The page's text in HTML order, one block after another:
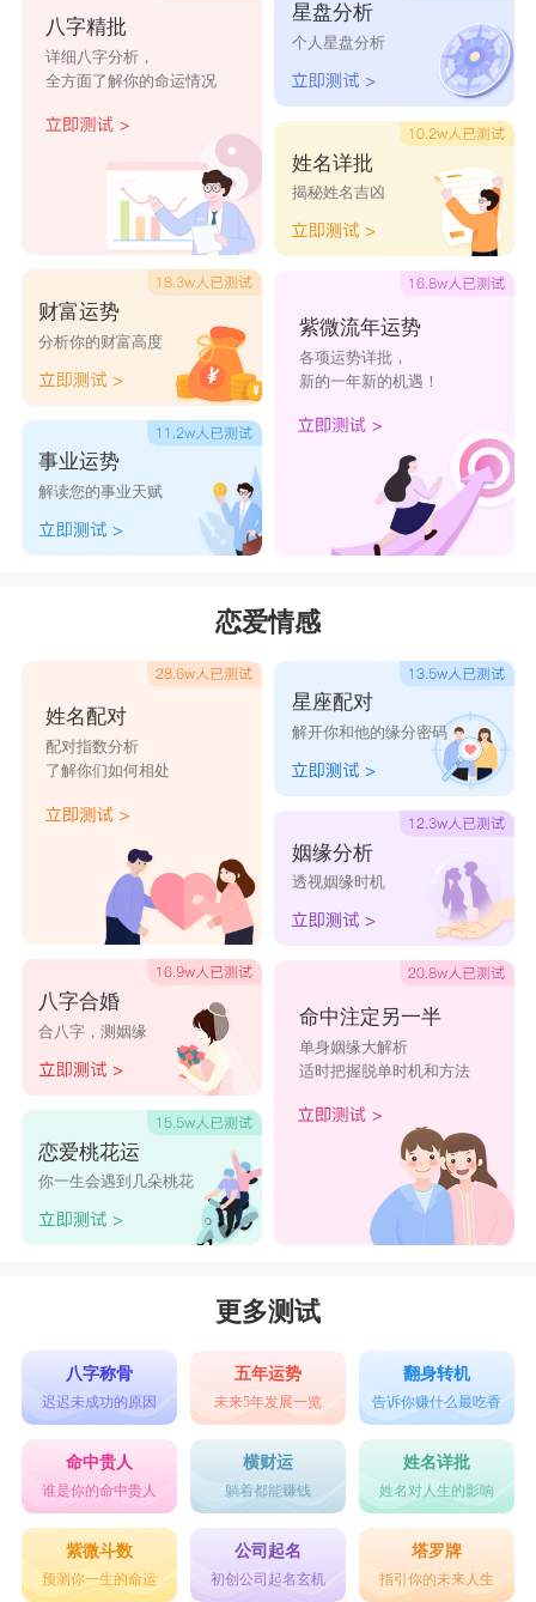
修
短促笑
意
祸害苍 大莓妹子 眉眼笑意
喜冬少
年
表情符 自愚自乐 小笼包纸
狰狞可
爱
眉眼笑 勉强づ 眼镜 野猪佩奇
苩衣♭
慕膤
の冰柠
姑娘
米修米
修フ
猫贪余
永眠少 小熊
糖
脸红萝莉 魔法少女
小嘴别 一闪一 萌面乖
兽@
奶包偶巴 花自飘零
睡觉大 桃气十
干
日似蜜柚
八字精批
详细八字分析，
全方面了解你的命运情况
财富运势
分析你的财富高度
事业运势
解读您的事业天赋
星盘分析
个人星盘分析
姓名详批
揭秘姓名吉凶
紫微流年运势
各项运势详批，
新的一年新的机遇！
恋爱情感
姓名配对
配对指数分析
了解你们如何相处
八字合婚
合八字，测姻缘
恋爱桃花运
你一生会遇到几朵桃花
星座配对
解开你和他的缘分密码
姻缘分析
透视姻缘时机
命中注定另一半
单身姻缘大解析
适时把握脱单时机和方法
更多测试
八字称骨
迟迟未成功的原因
五年运势
未来5年发展一览
翻身转机
告诉你赚什么最吃香
命中贵人
谁是你的命中贵人
横财运
躺着都能赚钱
姓名详批
姓名对人生的影响
紫微斗数
预测你一生的命运
公司起名
初创公司起名玄机
塔罗牌
指引你的未来人生